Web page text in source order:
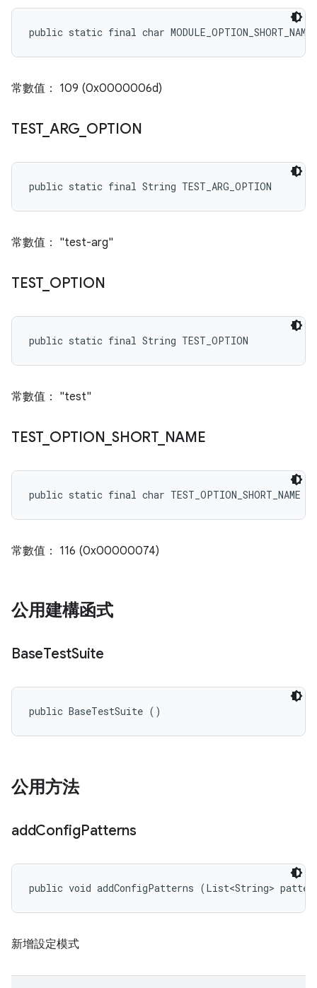
public static final char MODULE_OPTION_SHORT_NAME
常數值： 109 (0x0000006d)
TEST_ ARG OPTION
public static final String TEST_ARG_OPTION
常數值： "test-arg"
TEST_ OPTION
public static final String TEST_OPTION
常數值： "test"
TEST_ OPTION SHORT_ NAME
public static final char TEST_OPTION_SHORT_NAME
常數值： 116 (0x00000074)
公用建構函式
BaseTestSuite
public BaseTestSuite ()
公用方法
addConfigPatterns
public void addConfigPatterns (List<String>
新增設定模式